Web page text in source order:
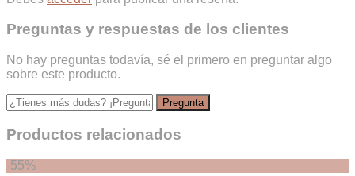
Preguntas y respuestas de los clientes
No hay preguntas todavía, sé el primero en preguntar algo
sobre este producto.
Productos relacionados
-55%